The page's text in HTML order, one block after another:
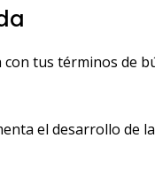
tus términos de
el desarrollo